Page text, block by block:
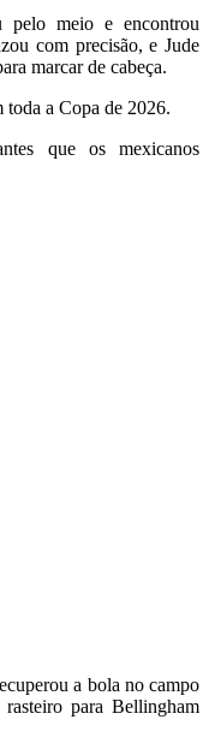
pelo meio e encontrou
com precisão, e Jude
marcar de cabeça.
a Copa de 2026.
que os mexicanos
a bola no campo
para Bellingham